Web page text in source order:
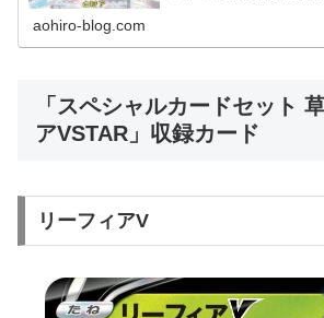
める環境になっていきます。
ンV STAR」について初心者
aohiro-blog.com
「 スペシャルカードセット
アVSTAR 」収録カード
リーフィアV